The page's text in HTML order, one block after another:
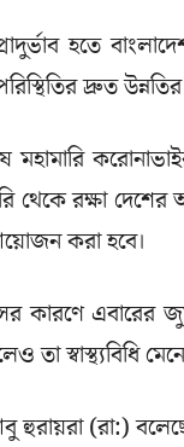
হতে
দ্রুত
থেকে রক্ষা
করা হবে।
কারণে এবারের
তা স্বাস্থ্যবিধি
(রা:)